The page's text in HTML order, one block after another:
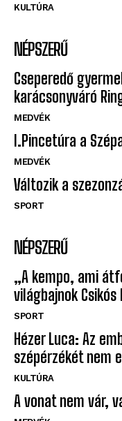
KULTÚRA
NÉPSZERŰ
Cseperedő
karácsonyváró
MEDVÉK
I.Pincetúra a
MEDVÉK
Változik a
SPORT
NÉPSZERŰ
„A kempo, ami
világbajnok
SPORT
Hézer Luca: Az
szépérzékét nem
KULTÚRA
A vonat nem vár,